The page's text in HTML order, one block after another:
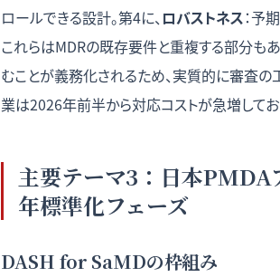
ロールできる設計。第4に、 ロバストネス：予
これらはMDRの既存要件と重複する部分も
むことが義務化されるため、実質的に審査
業は2026年前半から対応コストが急増して
主要テーマ3：日本
年標準化フェーズ
DASH for SaMDの枠組み